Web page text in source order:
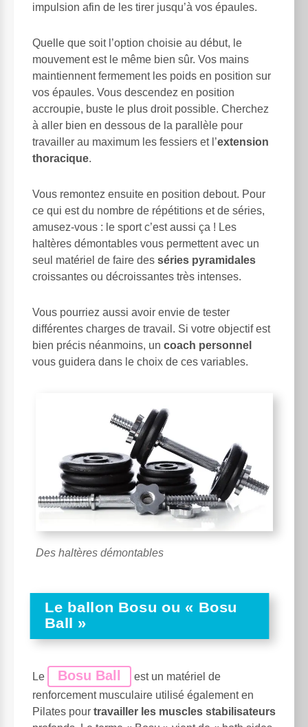
impulsion afin de les tirer jusqu’à vos épaules.
Quelle que soit l’option choisie au début, le
mouvement est le même bien sûr. Vos mains
maintiennent fermement les poids en position sur
vos épaules. Vous descendez en position
accroupie, buste le plus droit possible. Cherchez
à aller bien en dessous de la parallèle pour
travailler au maximum les fessiers et l’extension
thoracique.
Vous remontez ensuite en position debout. Pour
ce qui est du nombre de répétitions et de séries,
amusez-vous : le sport c’est aussi ça ! Les
haltères démontables vous permettent avec un
seul matériel de faire des séries pyramidales
croissantes ou décroissantes très intenses.
Vous pourriez aussi avoir envie de tester
différentes charges de travail. Si votre objectif est
bien précis néanmoins, un coach personnel
vous guidera dans le choix de ces variables.
Des haltères démontables
Le ballon Bosu ou « Bosu
Ball »
Le Bosu Ball
est un matériel de
renforcement musculaire utilisé également en
Pilates pour travailler les muscles stabilisateurs